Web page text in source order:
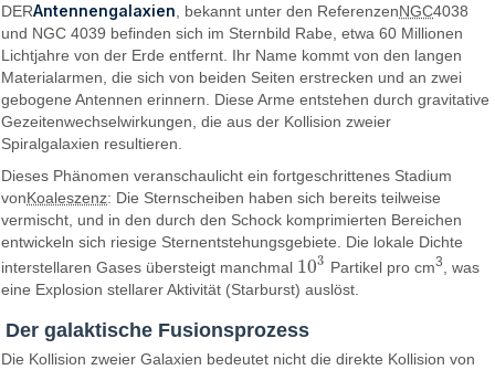
DERAntennengalaxien, bekannt unter den ReferenzenNGC4038
und NGC 4039 befinden sich im Sternbild Rabe, etwa 60 Millionen
Lichtjahre von der Erde entfernt. Ihr Name kommt von den langen
Materialarmen, die sich von beiden Seiten erstrecken und an zwei
gebogene Antennen erinnern. Diese Arme entstehen durch gravitative
Gezeitenwechselwirkungen, die aus der Kollision zweier
Spiralgalaxien resultieren.
Dieses Phänomen veranschaulicht ein fortgeschrittenes Stadium
vonKoaleszenz: Die Sternscheiben haben sich bereits teilweise
vermischt, und in den durch den Schock komprimierten Bereichen
entwickeln sich riesige Sternentstehungsgebiete. Die lokale Dichte
interstellaren Gases übersteigt manchmal 103
103 Partikel pro cm3
, was
eine Explosion stellarer Aktivität (Starburst) auslöst.
Der galaktische Fusionsprozess
Die Kollision zweier Galaxien bedeutet nicht die direkte Kollision von